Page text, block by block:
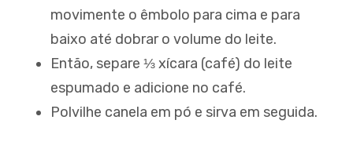
movimente o êmbolo para cima e para
baixo até dobrar o volume do leite.
Então, separe ⅓ xícara (café) do leite
espumado e adicione no café.
Polvilhe canela em pó e sirva em seguida.